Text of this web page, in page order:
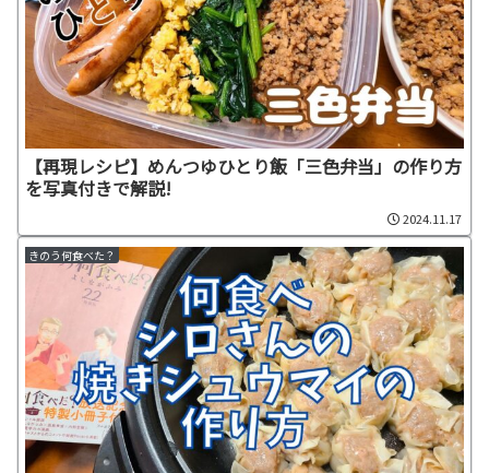
【再現レシピ】めんつゆひとり飯「三色弁当」の作り方
を写真付きで解説!
2024.11.17
きのう何食べた？